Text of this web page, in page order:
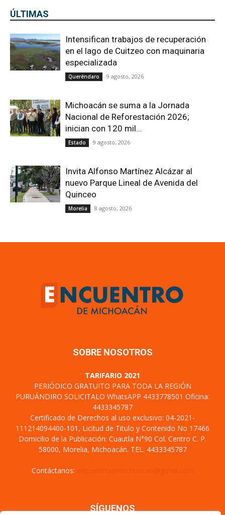
ÚLTIMAS
Intensifican trabajos de recuperación
en el lago de Cuitzeo con maquinaria
especializada
Queréndaro 9 agosto, 2026
Michoacán se suma a la Jornada
Nacional de Reforestación 2026;
inician con 120 mil...
Estado 9 agosto, 2026
Invita Alfonso Martínez Alcázar al
nuevo Parque Lineal de Avenida del
Quinceo
Morelia 8 agosto, 2026
SOBRE NOSOTROS
TARIFARIO 2021
PERIÓDICO GRATUITO PARA TODA LA REGIÓN
PURUÁNDIRO SOLICITALO WhatsAPP 4433778501 Oficina:
4433345787
Certificado de Derechos al uso exclusivo: 04-2021-
111214094400-101, Licitud de Titulo y Contenido No 17466
Domicilio de la Publicación: Cuautla N°90 Col. Centro C. P.
58000, Morelia, Michoacán. TEL. 4433345787
Contáctanos:
SÍGUENOS